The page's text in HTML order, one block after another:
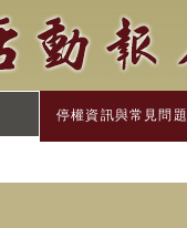
停權資訊與常見問題